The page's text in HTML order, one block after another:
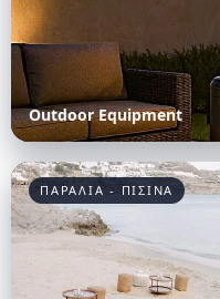
Outdoor Equipment
ΠΑΡΑΛΙΑ - ΠΙΣΙΝΑ